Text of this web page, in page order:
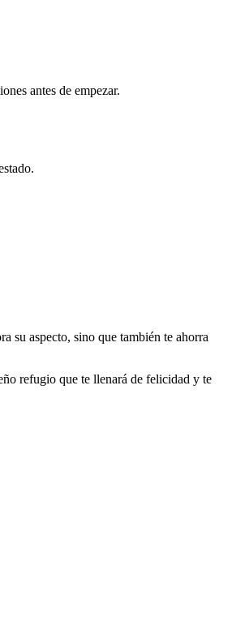
antes de empezar.
su aspecto, sino que también te ahorra
refugio que te llenará de felicidad y te